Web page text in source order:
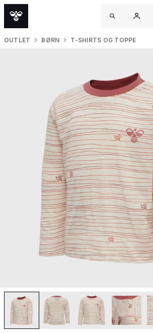
OUTLET BØRN T-SHIRTS OG TOPPE